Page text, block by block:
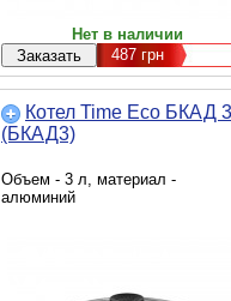
Нет в наличии
487грн
Котел Time Eco БКАД 3
(БКАД3)
Объем - 3 л, материал -
алюминий